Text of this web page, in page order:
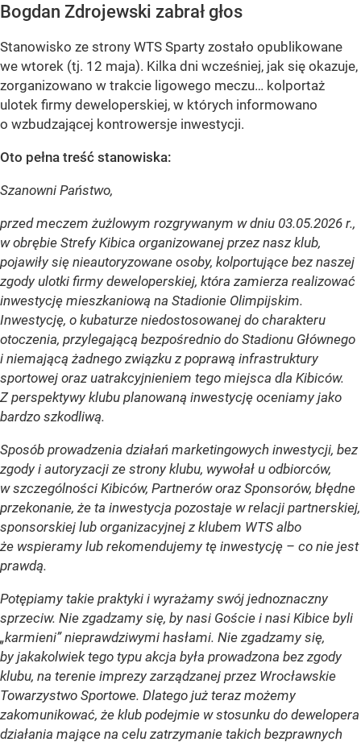
Bogdan Zdrojewski zabrał głos
Stanowisko ze strony WTS Sparty zostało opublikowane
we wtorek (tj. 12 maja). Kilka dni wcześniej, jak się okazuje,
zorganizowano w trakcie ligowego meczu… kolportaż
ulotek firmy deweloperskiej, w których informowano
o wzbudzającej kontrowersje inwestycji.
Oto pełna treść stanowiska:
Szanowni Państwo,
przed meczem żużlowym rozgrywanym w dniu 03.05.2026 r.,
w obrębie Strefy Kibica organizowanej przez nasz klub,
pojawiły się nieautoryzowane osoby, kolportujące bez naszej
zgody ulotki firmy deweloperskiej, która zamierza realizować
inwestycję mieszkaniową na Stadionie Olimpijskim.
Inwestycję, o kubaturze niedostosowanej do charakteru
otoczenia, przylegającą bezpośrednio do Stadionu Głównego
i niemającą żadnego związku z poprawą infrastruktury
sportowej oraz uatrakcyjnieniem tego miejsca dla Kibiców.
Z perspektywy klubu planowaną inwestycję oceniamy jako
bardzo szkodliwą.
Sposób prowadzenia działań marketingowych inwestycji, bez
zgody i autoryzacji ze strony klubu, wywołał u odbiorców,
w szczególności Kibiców, Partnerów oraz Sponsorów, błędne
przekonanie, że ta inwestycja pozostaje w relacji partnerskiej,
sponsorskiej lub organizacyjnej z klubem WTS albo
że wspieramy lub rekomendujemy tę inwestycję – co nie jest
prawdą.
Potępiamy takie praktyki i wyrażamy swój jednoznaczny
sprzeciw. Nie zgadzamy się, by nasi Goście i nasi Kibice byli
„karmieni” nieprawdziwymi hasłami. Nie zgadzamy się,
by jakakolwiek tego typu akcja była prowadzona bez zgody
klubu, na terenie imprezy zarządzanej przez Wrocławskie
Towarzystwo Sportowe. Dlatego już teraz możemy
zakomunikować, że klub podejmie w stosunku do dewelopera
działania mające na celu zatrzymanie takich bezprawnych